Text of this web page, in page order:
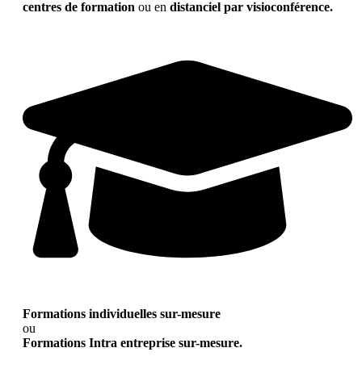
centres de formation ou en distanciel par visioconférence.
Formations individuelles sur-mesure
ou
Formations Intra entreprise sur-mesure.